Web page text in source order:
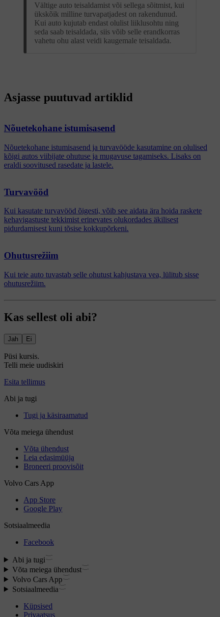
Vältige auto teisaldamist või sellega sõitmist, kui
ükskõik milline turvapatjadest on rakendunud.
Kui auto kujutab endast olulist liiklusohtu ning
seda saab teisaldada, siis võib selle erandkorras
vahetu ohu alast veidi kaugemale teisaldada.
Asjasse puutuvad artiklid
Nõuetekohane istumisasend
Nõuetekohane istumisasend ja turvavööde kasutamine on olulised
kõigi autos viibijate ohutuse ja mugavuse tagamiseks. Lisaks on
eraldi soovitused rasedate ja lastele.
Turvavööd
Kui kasutate turvavööd õigesti, võib see aidata ära hoida raskete
kehavigastuste tekkimist erinevates olukordades äkilisest
pidurdamisest kuni tõsise kokkupõrkeni.
Ohutusrežiim
Kui teie auto tuvastab selle ohutust kahjustava vea, lülitub sisse
ohutusrežiim.
Kas sellest oli abi?
Jah Ei